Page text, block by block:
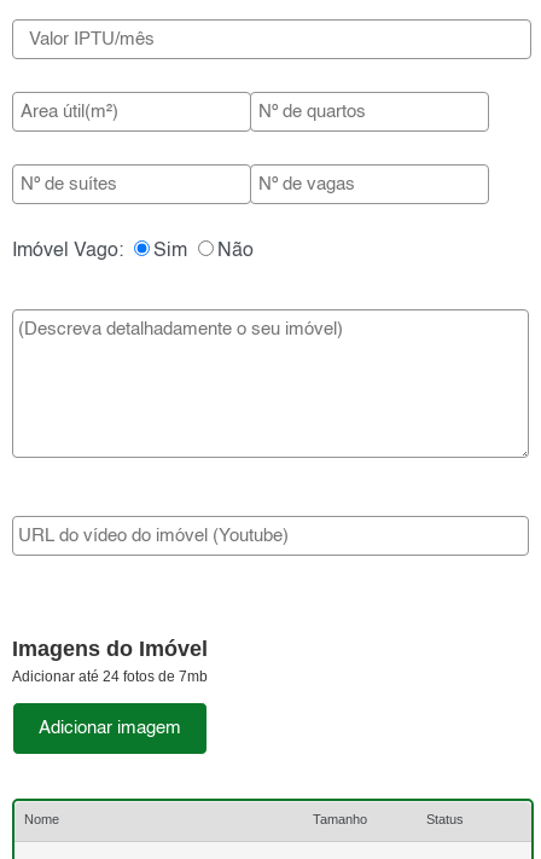
Imóvel Vago: Sim Não
Adicionar imagem
Imagens do Imóvel
Adicionar até 24 fotos de 7mb
Nome Status
Tamanho